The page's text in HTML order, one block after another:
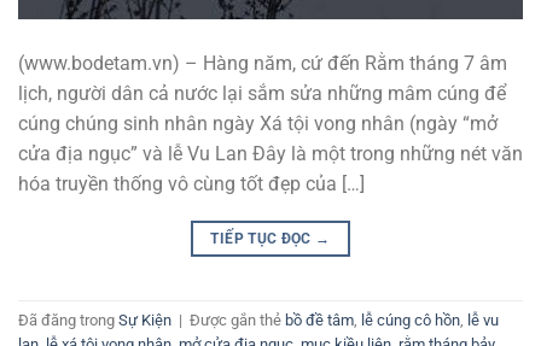
(www.bodetam.vn) – Hàng năm, cứ đến Rằm tháng 7 âm
lịch, người dân cả nước lại sắm sửa những mâm cúng để
cúng chúng sinh nhân ngày Xá tội vong nhân (ngày “mở
cửa địa ngục” và lễ Vu Lan Đây là một trong những nét văn
hóa truyền thống vô cùng tốt đẹp của […]
TIẾP TỤC ĐỌC →
Đã đăng trong Sự Kiện | Được gắn thẻ bồ đề tâm, lễ cúng cô hồn, lễ vu